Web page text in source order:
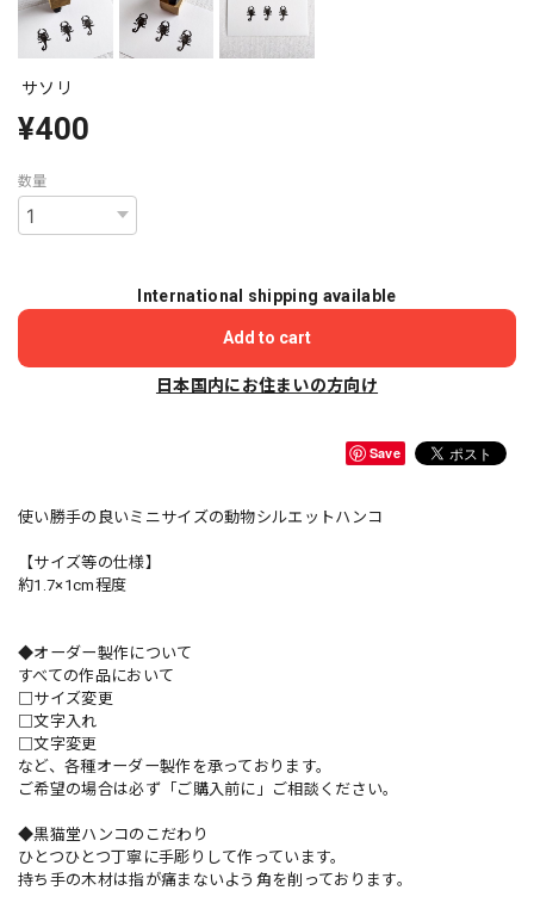
サソリ
¥400
数量
International shipping available
Add to cart
日本国内にお住まいの方向け
Save
使い勝手の良いミニサイズの動物シルエットハンコ
【サイズ等の仕様】
約1.7×1cm程度
◆オーダー製作について
すべての作品において
□サイズ変更
□文字入れ
□文字変更
など、各種オーダー製作を承っております。
ご希望の場合は必ず「ご購入前に」ご相談ください。
◆黒猫堂ハンコのこだわり
ひとつひとつ丁寧に手彫りして作っています。
持ち手の木材は指が痛まないよう角を削っております。